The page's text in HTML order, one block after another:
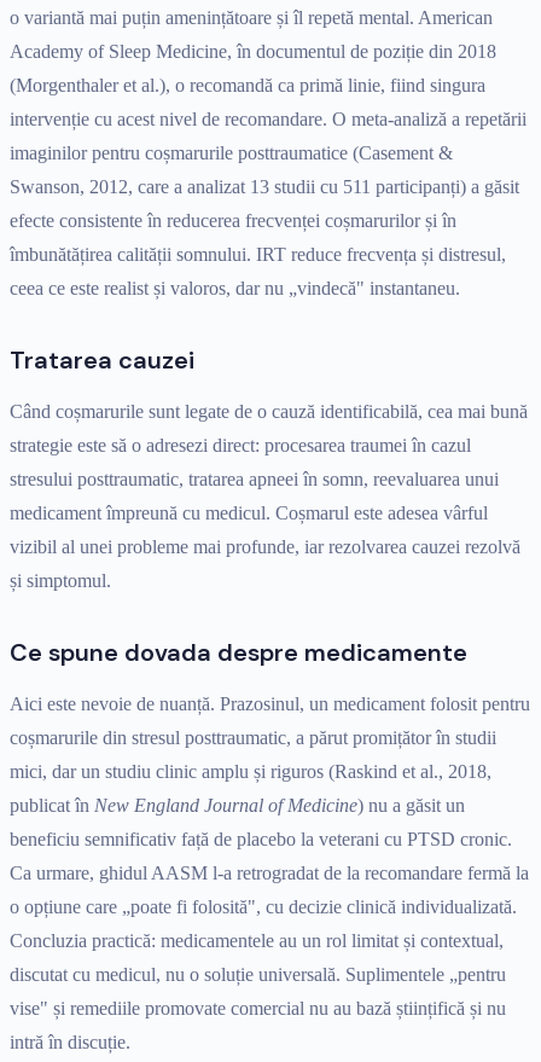
o variantă mai puțin amenințătoare și îl repetă mental. American
Academy of Sleep Medicine, în documentul de poziție din 2018
(Morgenthaler et al.), o recomandă ca primă linie, fiind singura
intervenție cu acest nivel de recomandare. O meta-analiză a repetării
imaginilor pentru coșmarurile posttraumatice (Casement &
Swanson, 2012, care a analizat 13 studii cu 511 participanți) a găsit
efecte consistente în reducerea frecvenței coșmarurilor și în
îmbunătățirea calității somnului. IRT reduce frecvența și distresul,
ceea ce este realist și valoros, dar nu „vindecă" instantaneu.
Tratarea cauzei
Când coșmarurile sunt legate de o cauză identificabilă, cea mai bună
strategie este să o adresezi direct: procesarea traumei în cazul
stresului posttraumatic, tratarea apneei în somn, reevaluarea unui
medicament împreună cu medicul. Coșmarul este adesea vârful
vizibil al unei probleme mai profunde, iar rezolvarea cauzei rezolvă
și simptomul.
Ce spune dovada despre medicamente
Aici este nevoie de nuanță. Prazosinul, un medicament folosit pentru
coșmarurile din stresul posttraumatic, a părut promițător în studii
mici, dar un studiu clinic amplu și riguros (Raskind et al., 2018,
publicat în New England Journal of Medicine) nu a găsit un
beneficiu semnificativ față de placebo la veterani cu PTSD cronic.
Ca urmare, ghidul AASM l-a retrogradat de la recomandare fermă la
o opțiune care „poate fi folosită", cu decizie clinică individualizată.
Concluzia practică: medicamentele au un rol limitat și contextual,
discutat cu medicul, nu o soluție universală. Suplimentele „pentru
vise" și remediile promovate comercial nu au bază științifică și nu
intră în discuție.